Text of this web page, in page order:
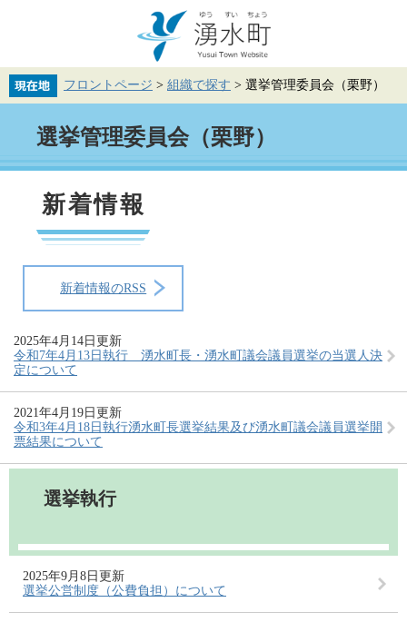
先
で
を
ば
文
フロントページ > 組織で探す > 選挙管理委員会（栗野）
選挙管理委員会（栗野）
新着情報
新着情報のRSS
2025年4月14日更新
令和7年4月13日執行 湧水町長・湧水町議会議員選挙の当選人決
定について
2021年4月19日更新
令和3年4月18日執行湧水町長選挙結果及び湧水町議会議員選挙開
票結果について
選挙執行
2025年9月8日更新
選挙公営制度（公費負担）について